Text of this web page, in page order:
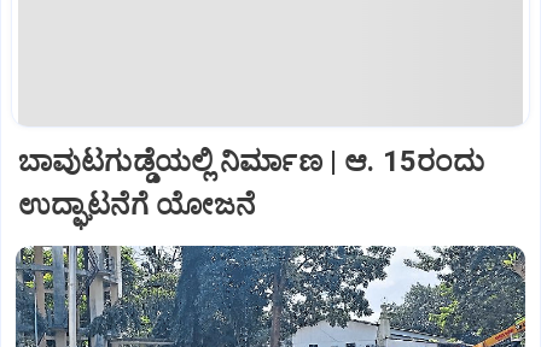
ಬಾವುಟಗುಡ್ಡೆಯಲ್ಲಿ ನಿರ್ಮಾಣ | ಆ. 15ರಂದು
ಉದ್ಘಾಟನೆಗೆ ಯೋಜನೆ